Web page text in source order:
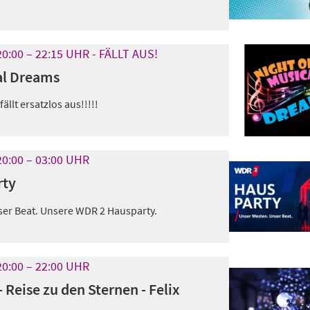
22:15 UHR- FÄLLT AUS!
Dreams
ersatzlos aus!!!!!
03:00UHR
Beat. Unsere WDR 2 Hausparty.
22:00UHR
zu den Sternen - Felix